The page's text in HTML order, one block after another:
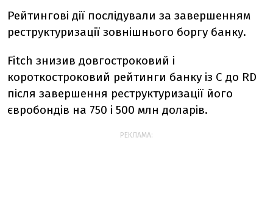
Рейтингові дії послідували за завершенням
реструктуризації зовнішнього боргу банку.
Fitch знизив довгостроковий і
короткостроковий рейтинги банку із С до RD
після завершення реструктуризації його
євробондів на 750 і 500 млн доларів.
РЕКЛАМА: